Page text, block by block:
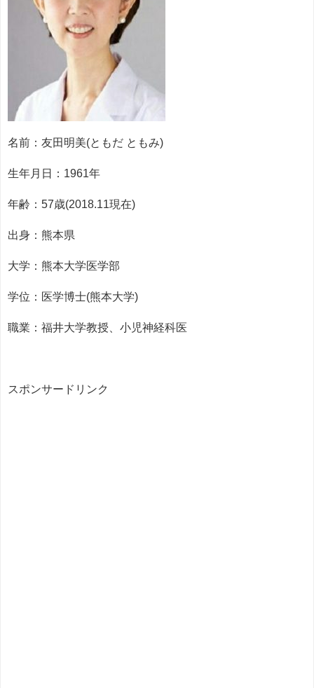
名前：友田明美(ともだ ともみ)
生年月日：1961年
年齢：57歳(2018.11現在)
出身：熊本県
大学：熊本大学医学部
学位：医学博士(熊本大学)
職業：福井大学教授、小児神経科医
スポンサードリンク